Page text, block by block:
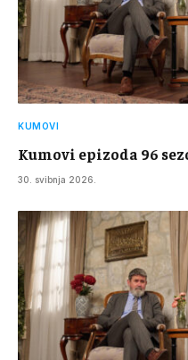
KUMOVI
Kumovi epizoda 96
30. svibnja 2026.